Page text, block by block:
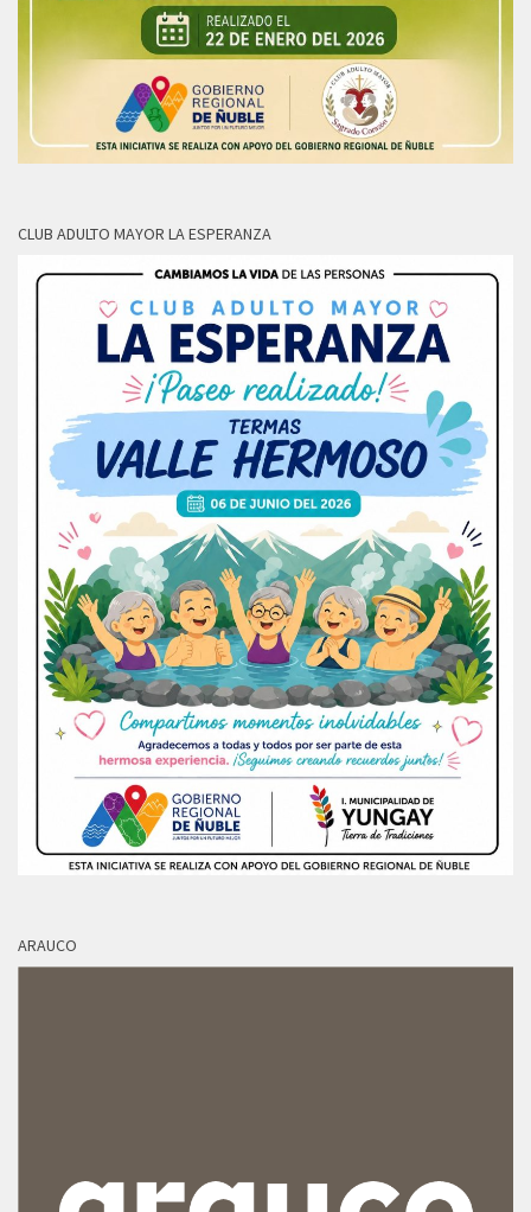
CLUB ADULTO MAYOR LA ESPERANZA
ARAUCO